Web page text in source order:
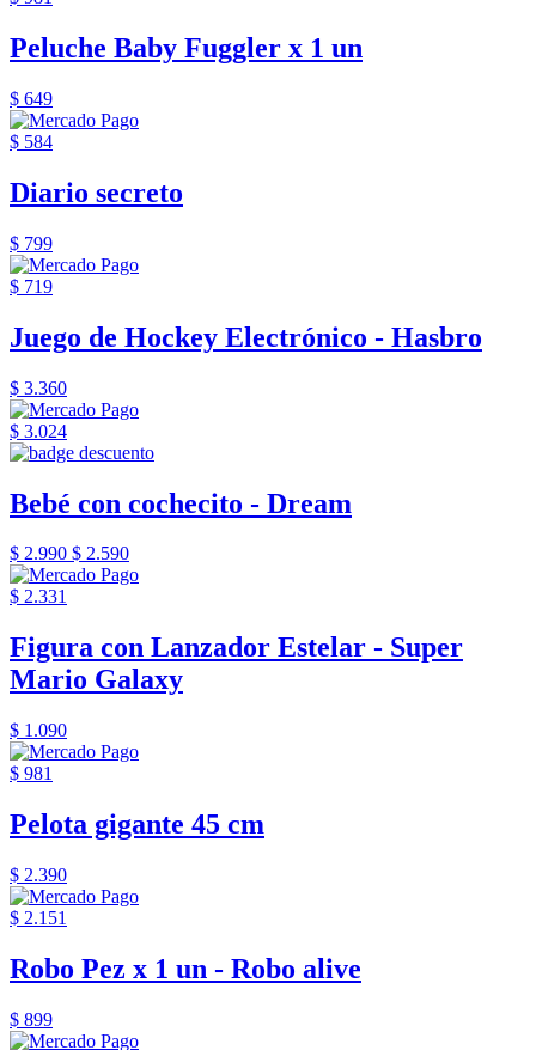
Peluche Baby Fuggler x 1 un
$ 649
$ 584
Diario secreto
$ 799
$ 719
Juego de Hockey Electrónico - Hasbro
$ 3.360
$ 3.024
Bebé con cochecito - Dream
$ 2.990 $ 2.590
$ 2.331
Figura con Lanzador Estelar - Super
Mario Galaxy
$ 1.090
$ 981
Pelota gigante 45 cm
$ 2.390
$ 2.151
Robo Pez x 1 un - Robo alive
$ 899